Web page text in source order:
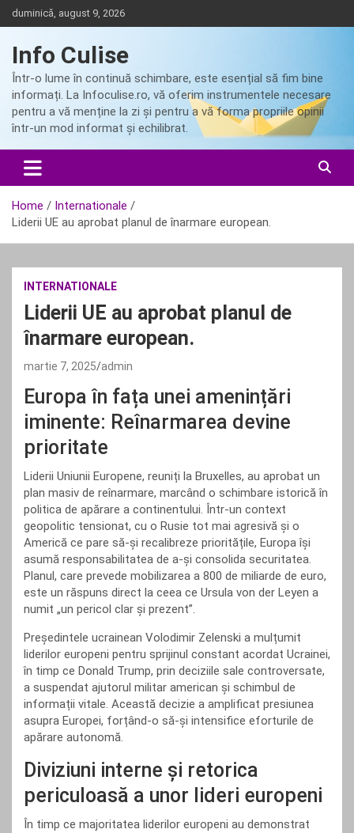
Skip
to
duminică, august 9, 2026
Info Culise
Într-o lume în continuă schimbare, este esențial să fim bine
informați. La Infoculise.ro, vă oferim instrumentele necesare
pentru a vă menține la zi și pentru a vă forma propriile opinii
într-un mod informat și echilibrat.
Home
Internationale
Liderii UE au aprobat planul de înarmare european.
INTERNATIONALE
Liderii UE au aprobat planul de
înarmare european.
martie 7, 2025 admin
Europa în fața unei amenințări
iminente: Reînarmarea devine
prioritate
Liderii Uniunii Europene, reuniți la Bruxelles, au aprobat un
plan masiv de reînarmare, marcând o schimbare istorică în
politica de apărare a continentului. Într-un context
geopolitic tensionat, cu o Rusie tot mai agresivă și o
Americă ce pare să-și recalibreze prioritățile, Europa își
asumă responsabilitatea de a-și consolida securitatea.
Planul, care prevede mobilizarea a 800 de miliarde de euro,
este un răspuns direct la ceea ce Ursula von der Leyen a
numit „un pericol clar și prezent”.
Președintele ucrainean Volodimir Zelenski a mulțumit
liderilor europeni pentru sprijinul constant acordat Ucrainei,
în timp ce Donald Trump, prin deciziile sale controversate,
a suspendat ajutorul militar american și schimbul de
informații vitale. Această decizie a amplificat presiunea
asupra Europei, forțând-o să-și intensifice eforturile de
apărare autonomă.
Diviziuni interne și retorica
periculoasă a unor lideri europeni
În timp ce majoritatea liderilor europeni au demonstrat